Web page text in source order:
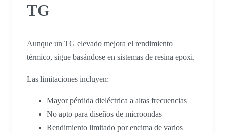
TG
Aunque un TG elevado mejora el rendimiento
térmico, sigue basándose en sistemas de resina epoxi.
Las limitaciones incluyen:
Mayor pérdida dieléctrica a altas frecuencias
No apto para diseños de microondas
Rendimiento limitado por encima de varios